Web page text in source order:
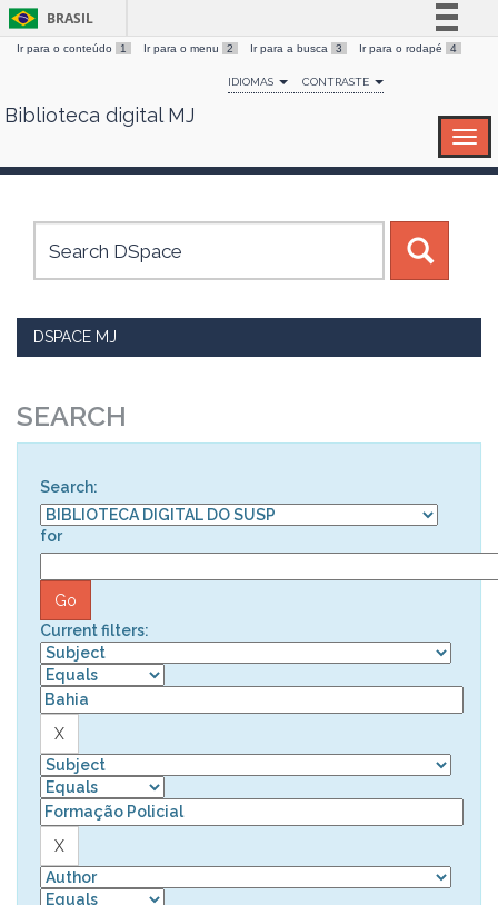
Skip
BRASIL
Simplifique!
Comunica BR
Canais
Ir para o conteúdo 1 Ir para o menu 2 Ir para a busca 3 Ir para o rodapé 4
IDIOMAS CONTRASTE
Biblioteca digital MJ
DSPACE MJ
SEARCH
Search:
for
Current filters: